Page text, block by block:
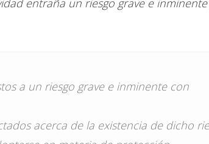
entraña un riesgo grave e
a un riesgo grave e inminente con
acerca de la existencia de dicho